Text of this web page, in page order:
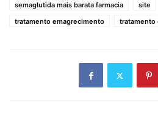
semaglutida mais barata farmacia
site
tratamento emagrecimento
tratamento